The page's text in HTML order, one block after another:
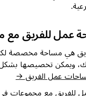
عمل للفريق مع
هي مساحة مخصصة
ويمكن تخصيصها
عمل الفريق →
للفريق مع مجموعات